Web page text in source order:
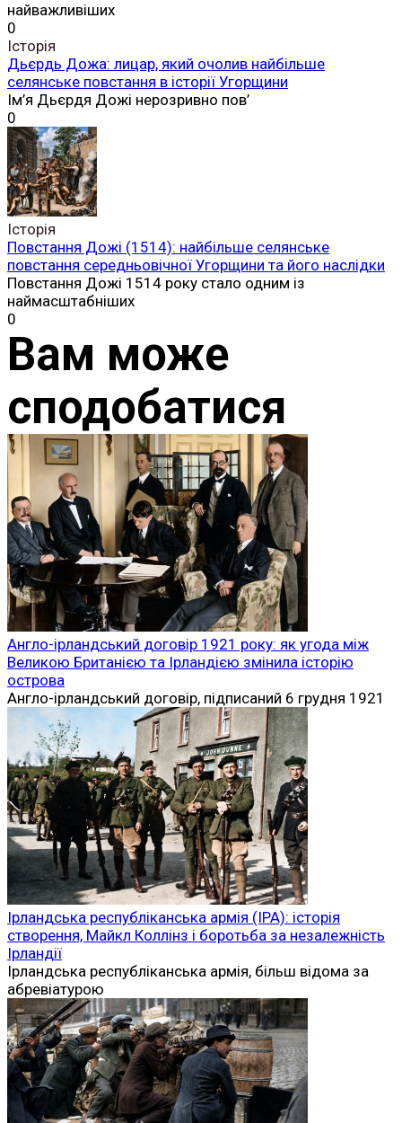
найважливіших
0
Історія
Дьєрдь Дожа: лицар, який очолив найбільше
селянське повстання в історії Угорщини
Ім’я Дьєрдя Дожі нерозривно пов’
0
Історія
Повстання Дожі (1514): найбільше селянське
повстання середньовічної Угорщини та його наслідки
Повстання Дожі 1514 року стало одним із
наймасштабніших
0
Вам може
сподобатися
Англо-ірландський договір 1921 року: як угода між
Великою Британією та Ірландією змінила історію
острова
Англо-ірландський договір, підписаний 6 грудня 1921
Ірландська республіканська армія (ІРА): історія
створення, Майкл Коллінз і боротьба за незалежність
Ірландії
Ірландська республіканська армія, більш відома за
абревіатурою